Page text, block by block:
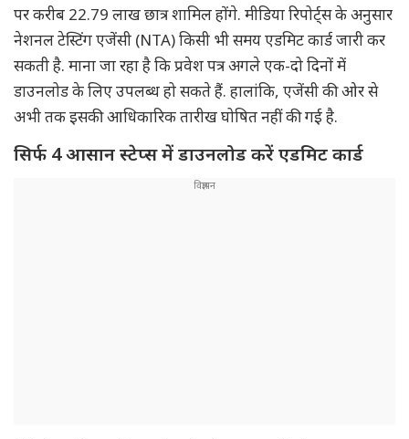
पर करीब 22.79 लाख छात्र शामिल होंगे. मीडिया रिपोर्ट्स के अनुसार
नेशनल टेस्टिंग एजेंसी (NTA) किसी भी समय एडमिट कार्ड जारी कर
सकती है. माना जा रहा है कि प्रवेश पत्र अगले एक-दो दिनों में
डाउनलोड के लिए उपलब्ध हो सकते हैं. हालांकि, एजेंसी की ओर से
अभी तक इसकी आधिकारिक तारीख घोषित नहीं की गई है.
सिर्फ 4 आसान स्टेप्स में डाउनलोड करें एडमिट कार्ड